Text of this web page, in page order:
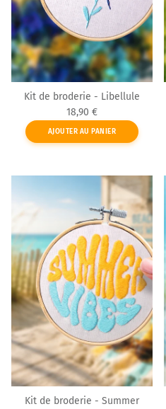
Kit de broderie - Libellule
Prix habituel
18,90 €
AJOUTER AU PANIER
Kit de broderie - Summer